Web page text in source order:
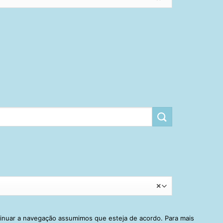
×
a navegação assumimos que esteja de acordo. Para mais